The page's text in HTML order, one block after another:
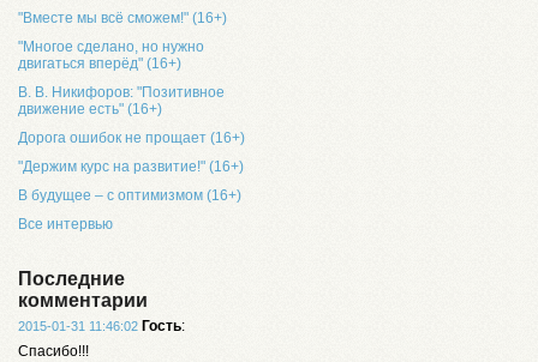
"Вместе мы всё сможем!" (16+)
"Многое сделано, но нужно
двигаться вперёд" (16+)
В. В. Никифоров: "Позитивное
движение есть" (16+)
Дорога ошибок не прощает (16+)
"Держим курс на развитие!" (16+)
В будущее – с оптимизмом (16+)
Все интервью
Последние
комментарии
2015-01-31 11:46:02 Гость:
Спасибо!!!